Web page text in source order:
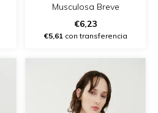
Musculosa Breve
€6,23
€5,61 con transferencia